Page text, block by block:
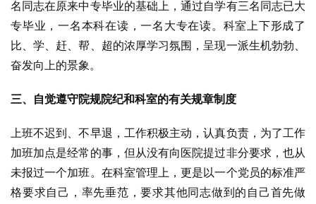
名同志在原来中专毕业的基础上，通过自学有三名同志已大
专毕业，一名本科在读，一名大专在读。科室上下形成了
比、学、赶、帮、超的浓厚学习氛围，呈现一派生机勃勃、
奋发向上的景象。
三、自觉遵守院规院纪和科室的有关规章制度
上班不迟到、不早退，工作积极主动，认真负责，为了工作
加班加点是经常的事，但从没有向医院提过非分要求，也从
未报过一个加班。在科室管理上，更是以一个党员的标准严
格要求自己，率先垂范，要求其他同志做到的自己首先做